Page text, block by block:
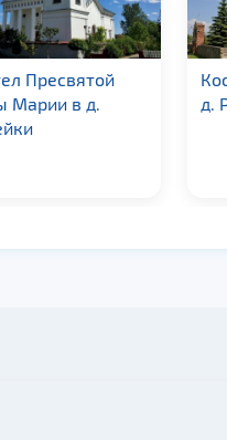
Пресвятой
Марии в д.
д.